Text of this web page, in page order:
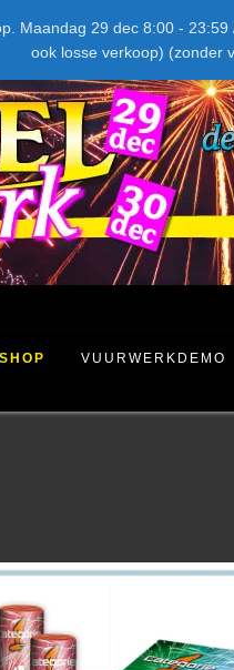
Maandag 29 dec 8:00 -
ook losse verkoop) (zonder
VUURWERKDEMO